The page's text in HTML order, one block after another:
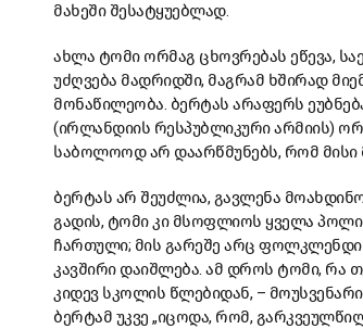
მახეში შესატყუებლად.
ახლა ტომი ორმაგ ცხოვრებას ეწევა,
უძღვება მადრიდში, მაგრამ ხშირად
მონაწილეობა. ბერტას არაფერს
(ირლანდიის რესპუბლიკური არმიის)
საბოლოოდ არ დაარწმუნებს, რომ მისი
ბერტას არ შეუძლია, გავლენა
გადის, ტომი კი მსოფლიოს ყველა
ჩართული; მის გარეშე არც
კავშირი დაიშლება. ამ დროს ტომი, რა
კიდევ სკოლის წლებიდან, –
ბერტამ უკვე „იცოდა, რომ,